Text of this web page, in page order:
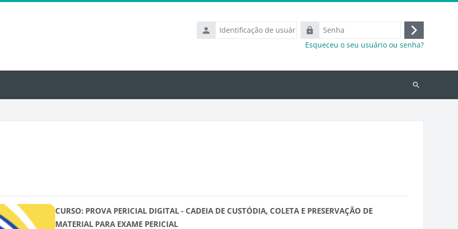
Identificação
de
Senha
Acessar
Esqueceu o seu usuário ou senha?
Buscar
CURSO: PROVA PERICIAL DIGITAL - CADEIA DE CUSTÓDIA, COLETA E PRESERVAÇÃO DE
MATERIAL PARA EXAME PERICIAL